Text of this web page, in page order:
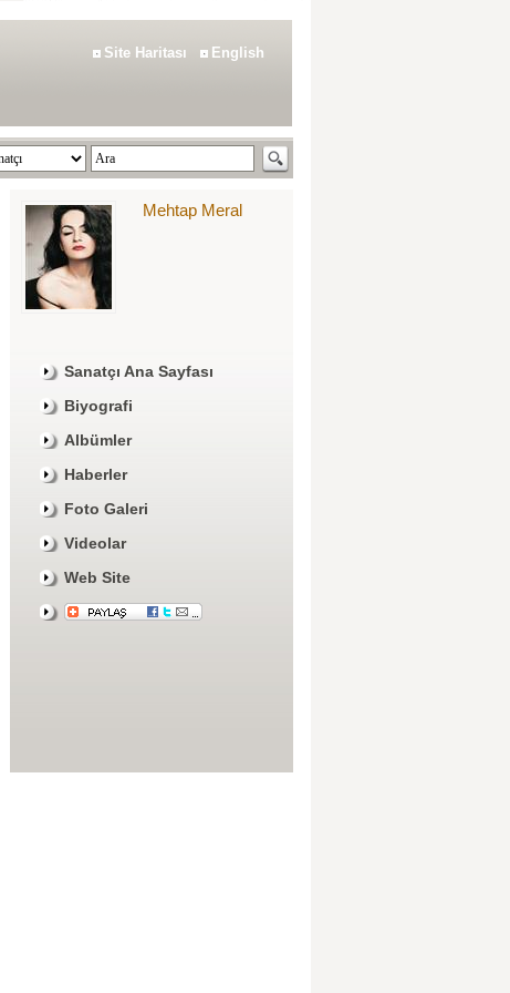
Site Haritası English
Mehtap Meral
Sanatçı Ana Sayfası
Biyografi
Albümler
Haberler
Foto Galeri
Videolar
Web Site